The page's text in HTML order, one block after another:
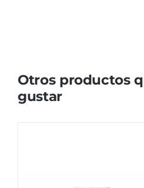
Otros productos
gustar